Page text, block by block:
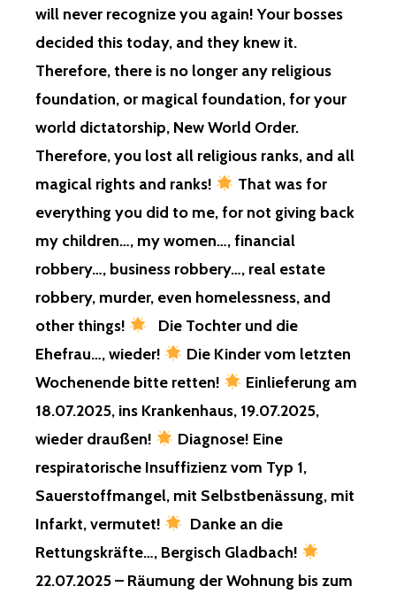
will never recognize you again! Your bosses
decided this today, and they knew it.
Therefore, there is no longer any religious
foundation, or magical foundation, for your
world dictatorship, New World Order.
Therefore, you lost all religious ranks, and all
magical rights and ranks!
That was for
everything you did to me, for not giving back
my children…, my women…, financial
robbery…, business robbery…, real estate
robbery, murder, even homelessness, and
other things!
Die Tochter und die
Ehefrau…, wieder!
Die Kinder vom letzten
Wochenende bitte retten!
Einlieferung am
18.07.2025, ins Krankenhaus, 19.07.2025,
wieder draußen!
Diagnose! Eine
respiratorische Insuffizienz vom Typ 1,
Sauerstoffmangel, mit Selbstbenässung, mit
Infarkt, vermutet!
Danke an die
Rettungskräfte…, Bergisch Gladbach!
22.07.2025 – Räumung der Wohnung bis zum